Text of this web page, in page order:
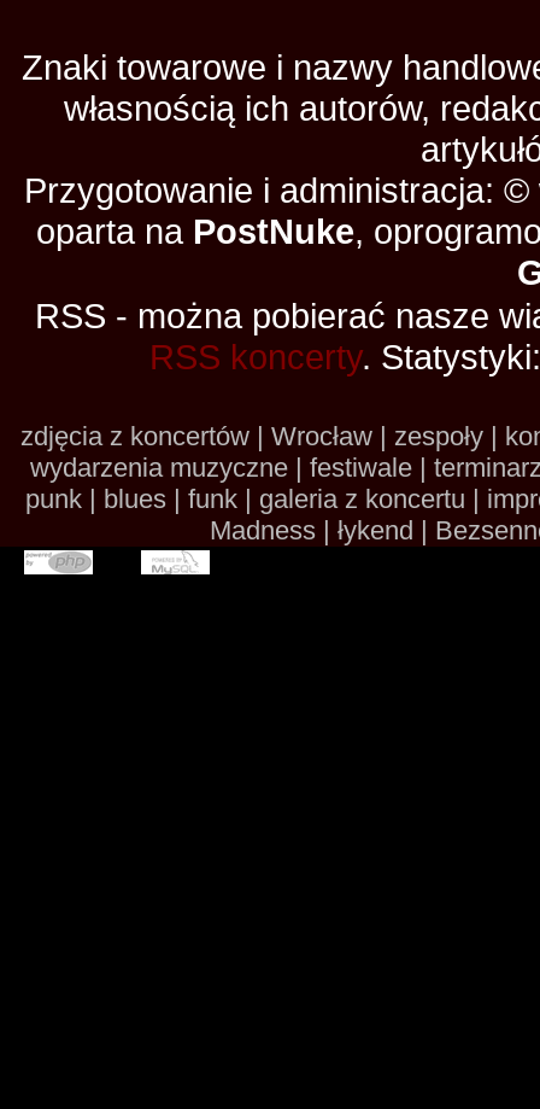
Znaki towarowe i nazwy
własnością ich autorów,
Przygotowanie i administracja:
oparta na PostNuke,
RSS - można pobierać nasze
RSS koncerty.
zdjęcia z koncertów | Wrocław | zespoły |
wydarzenia muzyczne | festiwale |
punk | blues | funk | galeria z koncertu |
Madness | łykend |